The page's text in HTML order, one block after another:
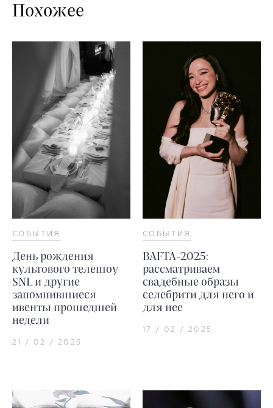
Похожее
СОБЫТИЯ
День рождения
культового телешоу
SNL и другие
запомнившиеся
ивенты прошедшей
недели
21 / 02 / 2025
СОБЫТИЯ
BAFTA-2025:
рассматриваем
свадебные образы
селебрити для него и
для нее
17 / 02 / 2025